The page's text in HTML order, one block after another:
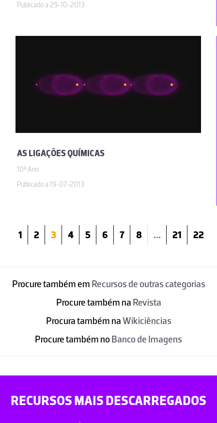
Publicado a 29-10-2013
AS LIGAÇÕES QUÍMICAS
10º Ano
Publicado a 19-07-2013
1 2 3 4 5 6 7 8 ... 21 22
Procure também em Recursos de outras categorias
Procure também na Revista
Procura também naWikiciências
Procure também no Banco de Imagens
RECURSOS MAIS DESCARREGADOS